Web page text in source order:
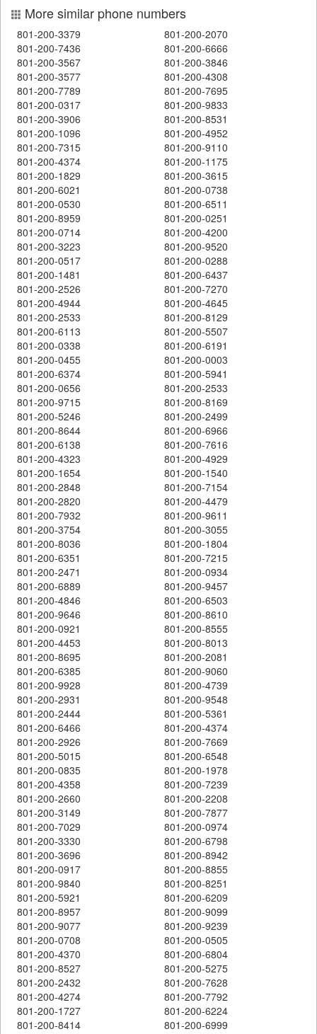
More similar phone numbers
801-200-3379
801-200-2070
801-200-7436
801-200-6666
801-200-3567
801-200-3846
801-200-3577
801-200-4308
801-200-7789
801-200-7695
801-200-0317
801-200-9833
801-200-3906
801-200-8531
801-200-1096
801-200-4952
801-200-7315
801-200-9110
801-200-4374
801-200-1175
801-200-1829
801-200-3615
801-200-6021
801-200-0738
801-200-0530
801-200-6511
801-200-8959
801-200-0251
801-200-0714
801-200-4200
801-200-3223
801-200-9520
801-200-0517
801-200-0288
801-200-1481
801-200-6437
801-200-2526
801-200-7270
801-200-4944
801-200-4645
801-200-2533
801-200-8129
801-200-6113
801-200-5507
801-200-0338
801-200-6191
801-200-0455
801-200-0003
801-200-6374
801-200-5941
801-200-0656
801-200-2533
801-200-9715
801-200-8169
801-200-5246
801-200-2499
801-200-8644
801-200-6966
801-200-6138
801-200-7616
801-200-4323
801-200-4929
801-200-1654
801-200-1540
801-200-2848
801-200-7154
801-200-2820
801-200-4479
801-200-7932
801-200-9611
801-200-3754
801-200-3055
801-200-8036
801-200-1804
801-200-6351
801-200-7215
801-200-2471
801-200-0934
801-200-6889
801-200-9457
801-200-4846
801-200-6503
801-200-9646
801-200-8610
801-200-0921
801-200-8555
801-200-4453
801-200-8013
801-200-8695
801-200-2081
801-200-6385
801-200-9060
801-200-9928
801-200-4739
801-200-2931
801-200-9548
801-200-2444
801-200-5361
801-200-6466
801-200-4374
801-200-2926
801-200-7669
801-200-5015
801-200-6548
801-200-0835
801-200-1978
801-200-4358
801-200-7239
801-200-2660
801-200-2208
801-200-3149
801-200-7877
801-200-7029
801-200-0974
801-200-3330
801-200-6798
801-200-3696
801-200-8942
801-200-0917
801-200-8855
801-200-9840
801-200-8251
801-200-5921
801-200-6209
801-200-8957
801-200-9099
801-200-9077
801-200-9239
801-200-0708
801-200-0505
801-200-4370
801-200-6804
801-200-8527
801-200-5275
801-200-2432
801-200-7628
801-200-4274
801-200-7792
801-200-1727
801-200-6224
801-200-8414
801-200-6999